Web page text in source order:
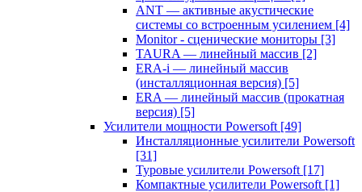
ANT — активные акустические
системы со встроенным усилением [4]
Monitor - сценические мониторы [3]
TAURA — линейный массив [2]
ERA-i — линейный массив
(инсталляционная версия) [5]
ERA — линейный массив (прокатная
версия) [5]
Усилители мощности Powersoft [49]
Инсталляционные усилители Powersoft
[31]
Туровые усилители Powersoft [17]
Компактные усилители Powersoft [1]